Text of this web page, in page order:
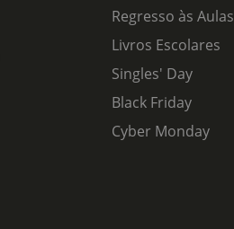
Regresso às Aulas
Livros Escolares
Singles' Day
Black Friday
Cyber Monday